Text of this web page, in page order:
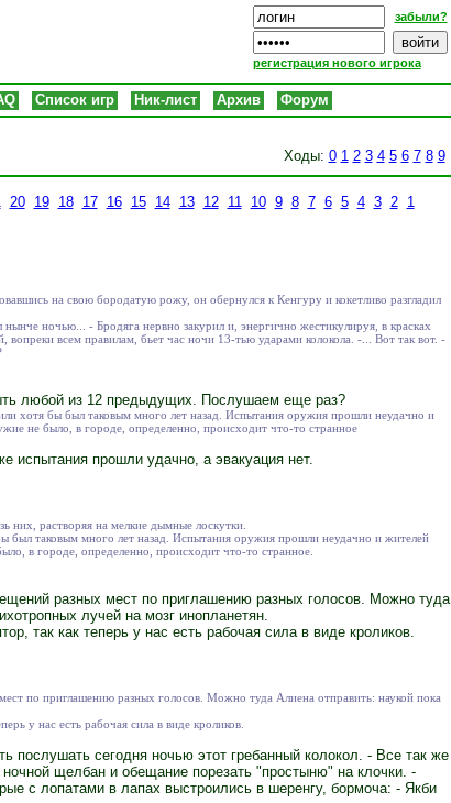
забыли?
регистрация нового игрока
Список игр Ник-лист Архив Форум
Ходы: 0 1 2 3 4 5 6 7 8 9
20 19 18 17 16 15 14 13 12 11 10 9 8 7 6 5 4 3 2 1
на свою бородатую рожу, он обернулся к Кенгуру и кокетливо разгладил
ночью... - Бродяга нервно закурил и, энергично жестикулируя, в красках
всем правилам, бьет час ночи 13-тью ударами колокола. -... Вот так вот. -
любой из 12 предыдущих. Послушаем еще раз?
хотя бы был таковым много лет назад. Испытания оружия прошли неудачно и
не было, в городе, определенно, происходит что-то странное
испытания прошли удачно, а эвакуация нет.
них, растворяя на мелкие дымные лоскутки.
таковым много лет назад. Испытания оружия прошли неудачно и жителей
в городе, определенно, происходит что-то странное.
разных мест по приглашению разных голосов. Можно туда
лучей на мозг инопланетян.
так как теперь у нас есть рабочая сила в виде кроликов.
по приглашению разных голосов. Можно туда Алиена отправить: наукой пока
у нас есть рабочая сила в виде кроликов.
послушать сегодня ночью этот гребанный колокол. - Все так же
щелбан и обещание порезать "простыню" на клочки. -
с лопатами в лапах выстроились в шеренгу, бормоча: - Якби